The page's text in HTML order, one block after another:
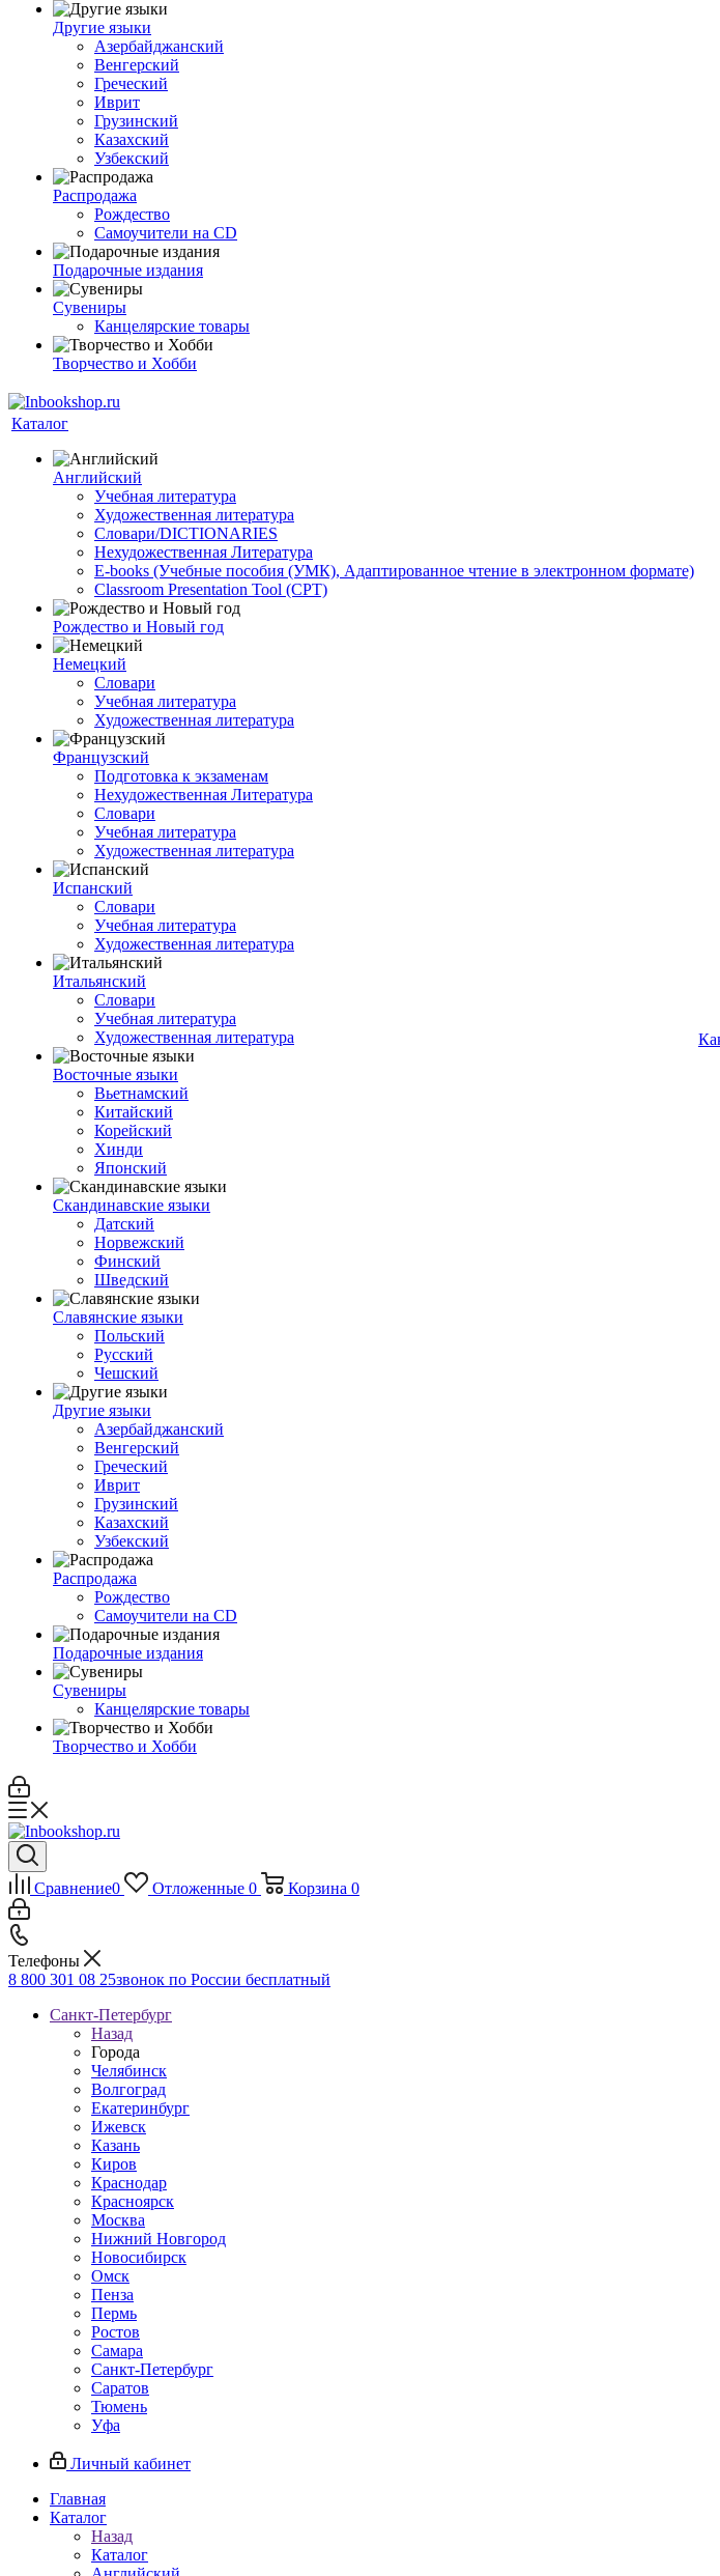
Другие языки
Азербайджанский
Венгерский
Греческий
Иврит
Грузинский
Казахский
Узбекский
Распродажа
Рождество
Самоучители на CD
Подарочные издания
Сувениры
Канцелярские товары
Творчество и Хобби
Каталог
Английский
Учебная литература
Художественная литература
Словари/DICTIONARIES
Нехудожественная Литература
E-books (Учебные пособия (УМК), Адаптированное чтение в электронном формате)
Classroom Presentation Tool (CPT)
Рождество и Новый год
Немецкий
Словари
Учебная литература
Художественная литература
Французский
Подготовка к экзаменам
Нехудожественная Литература
Словари
Учебная литература
Художественная литература
Испанский
Словари
Учебная литература
Художественная литература
Итальянский
Словари
Учебная литература
Художественная литература
Восточные языки
Вьетнамский
Китайский
Корейский
Хинди
Японский
Скандинавские языки
Датский
Норвежский
Финский
Шведский
Славянские языки
Польский
Русский
Чешский
Другие языки
Азербайджанский
Венгерский
Греческий
Иврит
Грузинский
Казахский
Узбекский
Распродажа
Рождество
Самоучители на CD
Подарочные издания
Сувениры
Канцелярские товары
Творчество и Хобби
Сравнение0 Отложенные 0 Корзина 0
Телефоны
8 800 301 08 25звонок по России бесплатный
Санкт-Петербург
Назад
Города
Челябинск
Волгоград
Екатеринбург
Ижевск
Казань
Киров
Краснодар
Красноярск
Москва
Нижний Новгород
Новосибирск
Омск
Пенза
Пермь
Ростов
Самара
Санкт-Петербург
Саратов
Тюмень
Уфа
Личный кабинет
Главная
Каталог
Назад
Каталог